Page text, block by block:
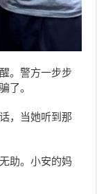
。警方一步步
了。
，当她听到那
助。小安的妈